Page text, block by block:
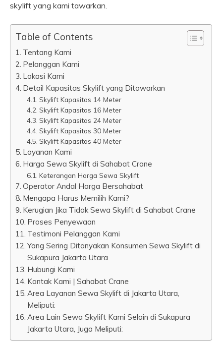
skylift yang kami tawarkan.
Table of Contents
Tentang Kami
Pelanggan Kami
Lokasi Kami
Detail Kapasitas Skylift yang Ditawarkan
Skylift Kapasitas 14 Meter
Skylift Kapasitas 16 Meter
Skylift Kapasitas 24 Meter
Skylift Kapasitas 30 Meter
Skylift Kapasitas 40 Meter
Layanan Kami
Harga Sewa Skylift di Sahabat Crane
Keterangan Harga Sewa Skylift
Operator Andal Harga Bersahabat
Mengapa Harus Memilih Kami?
Kerugian Jika Tidak Sewa Skylift di Sahabat Crane
Proses Penyewaan
Testimoni Pelanggan Kami
Yang Sering Ditanyakan Konsumen Sewa Skylift di
Sukapura Jakarta Utara
Hubungi Kami
Kontak Kami | Sahabat Crane
Area Layanan Sewa Skylift di Jakarta Utara,
Meliputi:
Area Lain Sewa Skylift Kami Selain di Sukapura
Jakarta Utara, Juga Meliputi: